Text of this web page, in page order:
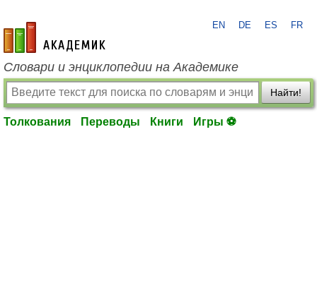
academic.ru
EN DE ES FR
Словари и энциклопедии на Академике
Найти!
Толкования Переводы Книги Игры ⚽